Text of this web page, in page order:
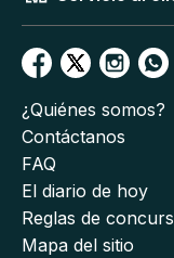
¿Quiénes somos?
Contáctanos
FAQ
El diario de hoy
Reglas de
Mapa del sitio